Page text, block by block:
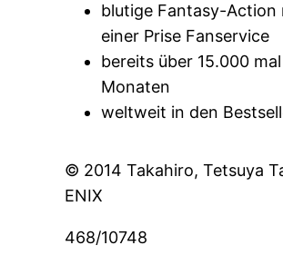
blutige Fantasy-Action
einer Prise Fanservice
bereits über 15.000
Monaten
weltweit in den
© 2014 Takahiro, Tetsuya
ENIX
468/10748